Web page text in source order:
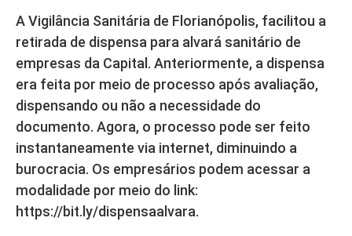
A Vigilância Sanitária de Florianópolis, facilitou a
retirada de dispensa para alvará sanitário de
empresas da Capital. Anteriormente, a dispensa
era feita por meio de processo após avaliação,
dispensando ou não a necessidade do
documento. Agora, o processo pode ser feito
instantaneamente via internet, diminuindo a
burocracia. Os empresários podem acessar a
modalidade por meio do link:
https://bit.ly/dispensaalvara.